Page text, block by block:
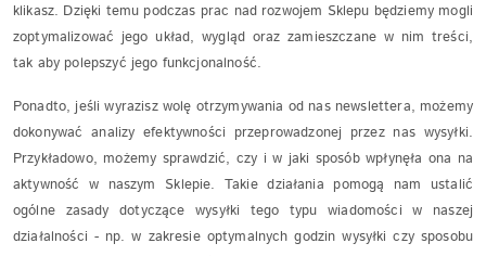
klikasz. Dzięki temu podczas prac nad rozwojem Sklepu będziemy mogli
zoptymalizować jego układ, wygląd oraz zamieszczane w nim treści,
tak aby polepszyć jego funkcjonalność.
Ponadto, jeśli wyrazisz wolę otrzymywania od nas newslettera, możemy
dokonywać analizy efektywności przeprowadzonej przez nas wysyłki.
Przykładowo, możemy sprawdzić, czy i w jaki sposób wpłynęła ona na
aktywność w naszym Sklepie. Takie działania pomogą nam ustalić
ogólne zasady dotyczące wysyłki tego typu wiadomości w naszej
działalności - np. w zakresie optymalnych godzin wysyłki czy sposobu